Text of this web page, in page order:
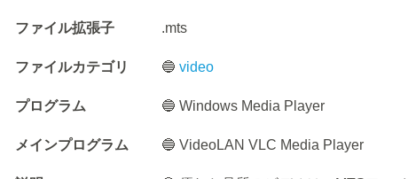
ファイル拡張子 .mts
ファイルカテゴリ 🔵video
プログラム 🔵 Windows Media Player
メインプログラム 🔵 VideoLAN VLC Media Player